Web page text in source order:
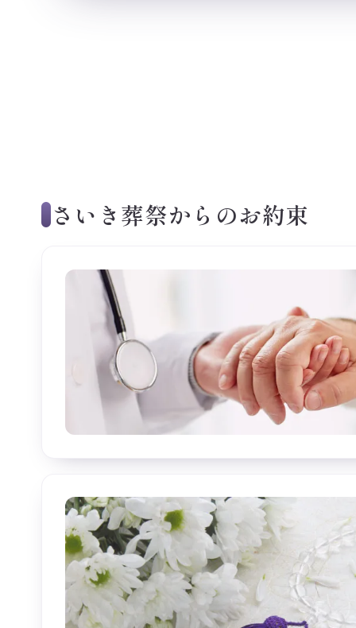
さいき葬祭からのお約束